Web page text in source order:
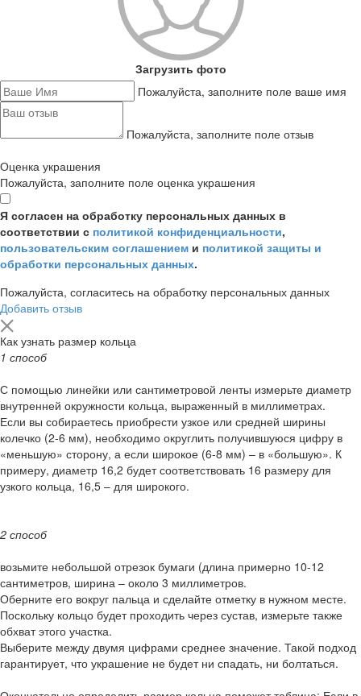
Загрузить фото
Пожалуйста, заполните поле ваше имя
Пожалуйста, заполните поле отзыв
Оценка украшения
Пожалуйста, заполните поле оценка украшения
Я согласен на обработку персональных данных в
соответствии с политикой конфиденциальности,
пользовательским соглашением и политикой защиты и
обработки персональных данных.
Пожалуйста, согласитесь на обработку персональных данных
Добавить отзыв
Как узнать размер кольца
1 способ
С помощью линейки или сантиметровой ленты измерьте диаметр
внутренней окружности кольца, выраженный в миллиметрах.
Если вы собираетесь приобрести узкое или средней ширины
колечко (2-6 мм), необходимо округлить получившуюся цифру в
«меньшую» сторону, а если широкое (6-8 мм) – в «большую». К
примеру, диаметр 16,2 будет соответствовать 16 размеру для
узкого кольца, 16,5 – для широкого.
2 способ
возьмите небольшой отрезок бумаги (длина примерно 10-12
сантиметров, ширина – около 3 миллиметров.
Оберните его вокруг пальца и сделайте отметку в нужном месте.
Поскольку кольцо будет проходить через сустав, измерьте также
обхват этого участка.
Выберите между двумя цифрами среднее значение. Такой подход
гарантирует, что украшение не будет ни спадать, ни болтаться.